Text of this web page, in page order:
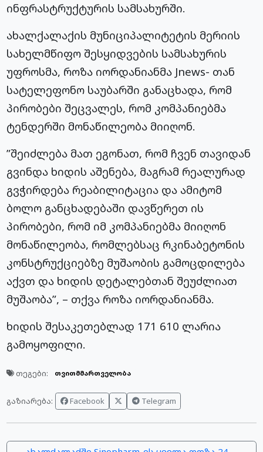
ინფრასტრუქტურის სამსახურში.
ახალქალაქის მუნიციპალიტეტის მერიის
სახელმწიფო შესყიდვების სამსახურის
უფროსმა, როზა იორდანიანმა Jnews- თან
სატელეფონო საუბარში განაცხადა, რომ
პირობები შეცვალეს, რომ კომპანიებმა
ტენდერში მონაწილეობა მიიღონ.
”შეიძლება მათ ეგონათ, რომ ჩვენ თავიდან
გვინდა ხიდის აშენება, მაგრამ რეალურად
გვჭირდება რეაბილიტაცია და ამიტომ
ბოლო განცხადებაში დავწერეთ ის
პირობები, რომ იმ კომპანიებმა მიიღონ
მონაწილეობა, რომლებსაც რკინაბეტონის
კონსტრუქციებზე მუშაობის გამოცდილება
აქვთ და ხიდის დეტალებთან შეუძლიათ
მუშაობა”, – თქვა როზა იორდანიანმა.
ხიდის შესაკეთებლად 171 610 ლარია
გამოყოფილი.
თეგები: თვითმმართველობა
გაზიარება: Facebook Telegram